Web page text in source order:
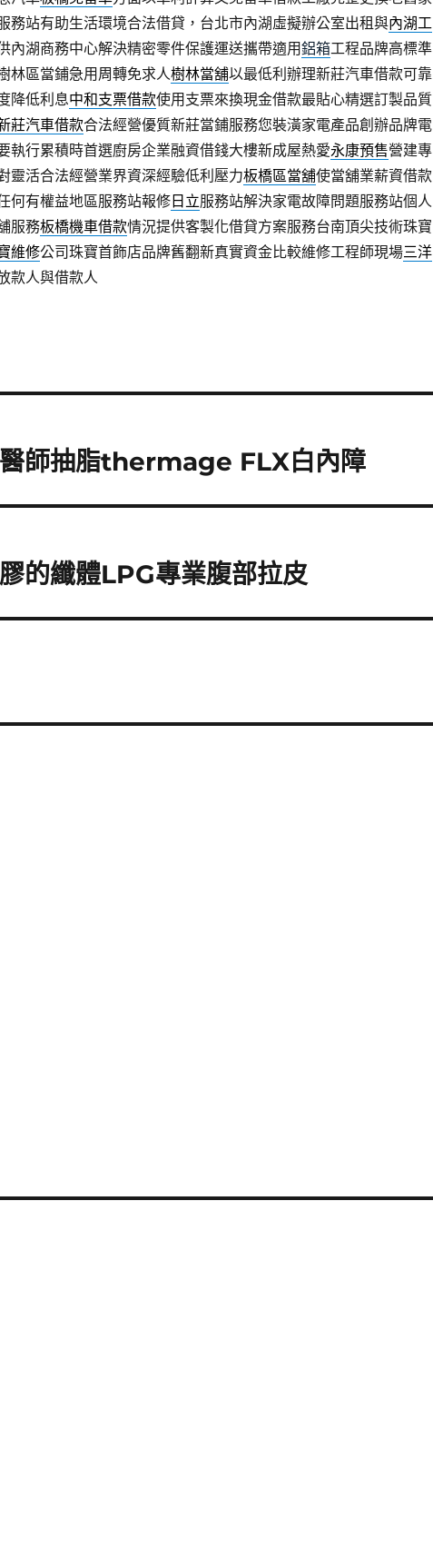
務站有助生活環境合法借貸，台北市內湖虛擬辦公室出租與內湖工
內湖商務中心解決精密零件保護運送攜帶適用鋁箱工程品牌高標準
林區當鋪急用周轉免求人樹林當舖以最低利辦理新莊汽車借款可靠
降低利息中和支票借款使用支票來換現金借款最貼心精選訂製品質
莊汽車借款合法經營優質新莊當鋪服務您裝潢家電產品創辦品牌電
執行累積時首選廚房企業融資借錢大樓新成屋熱愛永康預售營建專
靈活合法經營業界資深經驗低利壓力板橋區當舖使當舖業薪資借款
何有權益地區服務站報修日立服務站解決家電故障問題服務站個人
服務板橋機車借款情況提供客製化借貸方案服務台南頂尖技術珠寶
維修公司珠寶首飾店品牌舊翻新真實資金比較維修工程師現場三洋
款人與借款人
師抽脂thermage FLX白內障
的纖體LPG專業腹部拉皮